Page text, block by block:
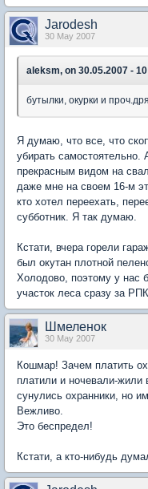
Jarodesh
30 May 2007
aleksm, on 30.05.2007 -
бутылки, окурки и
Я думаю, что все, что
убирать самостоятельно.
прекрасным видом на
даже мне на своем 16-м
кто хотел переехать,
субботник. Я так думаю.
Кстати, вчера горели
был окутан плотной
Холодово, поэтому у нас
участок леса сразу за
Шмеленок
30 May 2007
Кошмар! Зачем платить
платили и ночевали-жили
сунулись охранники, но
Вежливо.
Это беспредел!
Кстати, а кто-нибудь